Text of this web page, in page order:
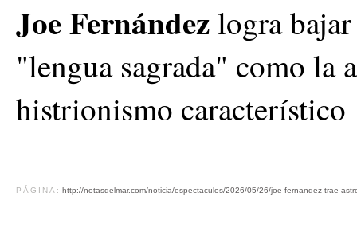
Joe Fernándezlogra
"lengua sagrada" como la
histrionismo característico
PÁGINA: http://notasdelmar.com/noticia/espectaculos/2026/05/26/joe-fernandez-trae-